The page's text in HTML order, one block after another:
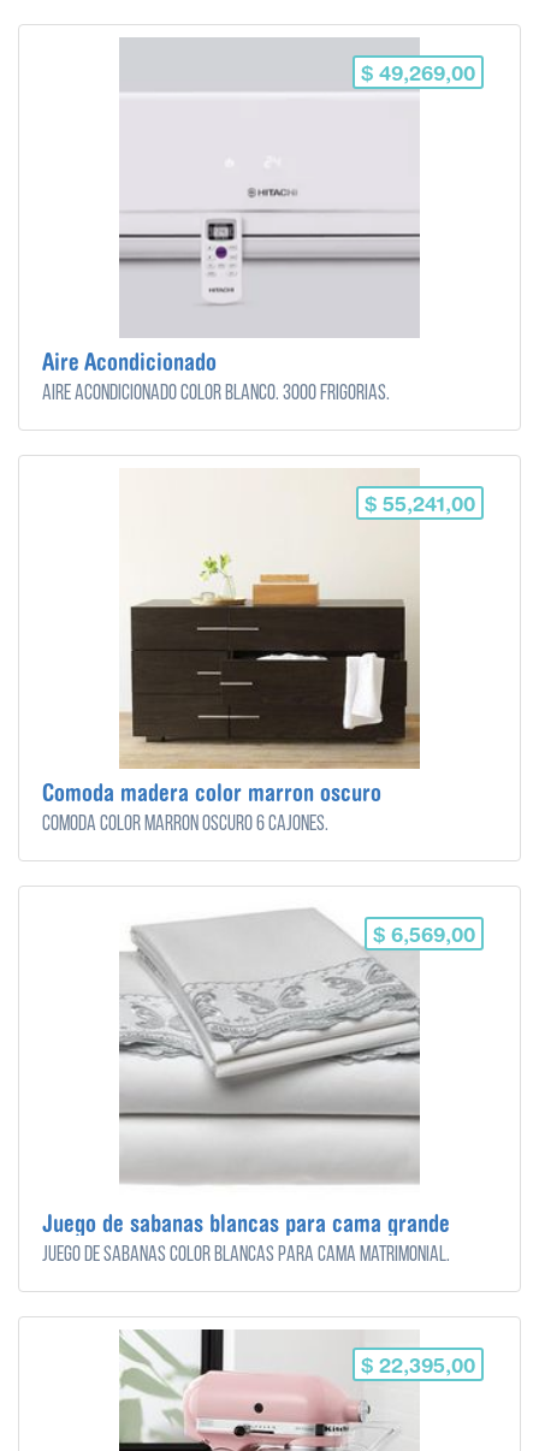
$ 49,269,00
Aire Acondicionado
Aire acondicionado color blanco. 3000 frigorias.
$ 55,241,00
Comoda madera color marron oscuro
Comoda color marron oscuro 6 cajones.
$ 6,569,00
Juego de sabanas blancas para cama grande
Juego de sabanas color blancas para cama matrimonial.
$ 22,395,00